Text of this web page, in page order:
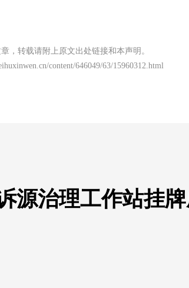
，转载请附上原文出处链接和本声明。
content/646049/63/15960312.html
源治理工作站挂